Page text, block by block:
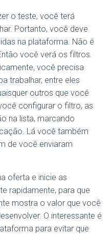
o teste, você terá
Portanto, você deve
na plataforma. Não é
você verá os filtros.
você precisa
trabalhar, entre eles
outros que você
configurar o filtro, as
na lista, marcando
Lá você também
de você enviaram
oferta e inicie as
rapidamente, para que
mostra o valor que você
O interessante é
para evitar que